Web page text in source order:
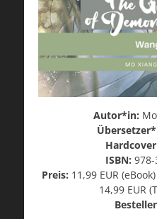
Autor*in:
ISBN:
Preis: 11,99 EUR
14,99 EUR